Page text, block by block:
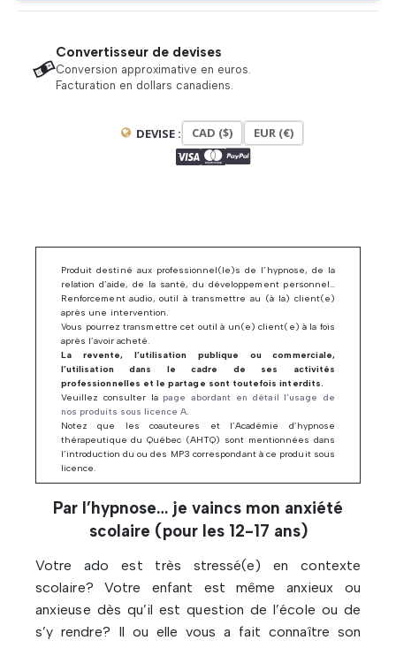
Convertisseur de devises
Conversion approximative en euros.
Facturation en dollars canadiens.
DEVISE : CAD ($) EUR (€)
Produit destiné aux professionnel(le)s de l’hypnose, de la
relation d’aide, de la santé, du développement personnel…
Renforcement audio, outil à transmettre au (à la) client(e)
après une intervention.
Vous pourrez transmettre cet outil à un(e) client(e) à la fois
après l’avoir acheté.
La revente, l’utilisation publique ou commerciale,
l’utilisation dans le cadre de ses activités
professionnelles et le partage sont toutefois interdits.
Veuillez consulter la page abordant en détail l’usage de
nos produits sous licence A.
Notez que les coauteures et l’Académie d’hypnose
thérapeutique du Québec (AHTQ) sont mentionnées dans
l’introduction du ou des MP3 correspondant à ce produit sous
licence.
Par l’hypnose… je vaincs mon anxiété
scolaire (pour les 12-17 ans)
Votre ado est très stressé(e) en contexte
scolaire? Votre enfant est même anxieux ou
anxieuse dès qu’il est question de l’école ou de
s’y rendre? Il ou elle vous a fait connaître son